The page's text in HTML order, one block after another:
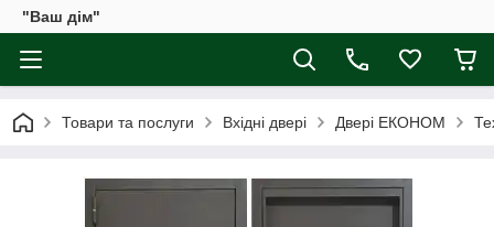
"Ваш дім"
Товари та послуги Вхідні двері Двері ЕКОНОМ